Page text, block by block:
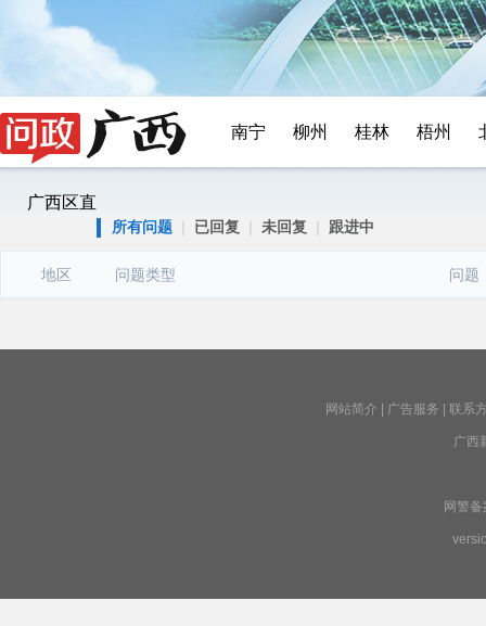
南宁 柳州 桂林 梧州
广西区直
所有问题 | 已回复 | 未回复 | 跟进中
地区 问题类型 问题
网站简介 广告服务 联系
广西
网警